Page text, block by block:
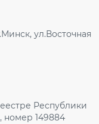
ул.Восточная
Республики
номер 149884